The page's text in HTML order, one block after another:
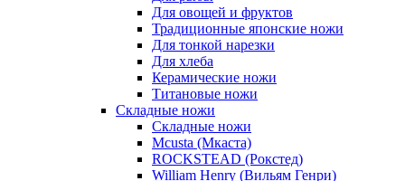
Для овощей и фруктов
Традиционные японские ножи
Для тонкой нарезки
Для хлеба
Керамические ножи
Титановые ножи
Складные ножи
Складные ножи
Mcusta (Мкаста)
ROCKSTEAD (Рокстед)
William Henry (Вильям Генри)